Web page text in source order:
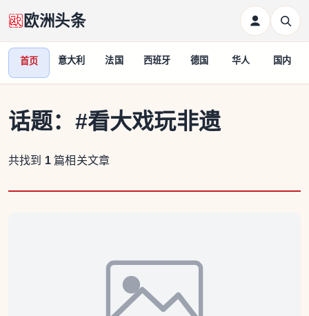
欧洲头条
首页 意大利 法国 西班牙 德国 华人 国内
话题： #看大戏玩非遗
共找到 1 篇相关文章